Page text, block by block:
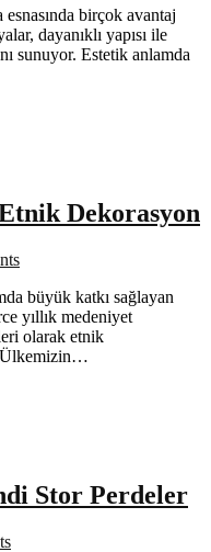
birçok avantaj
dayanıklı yapısı ile
sunuyor. Estetik anlamda
Dekorasyon
büyük katkı sağlayan
yıllık medeniyet
olarak etnik
Ülkemizin…
Stor Perdeler